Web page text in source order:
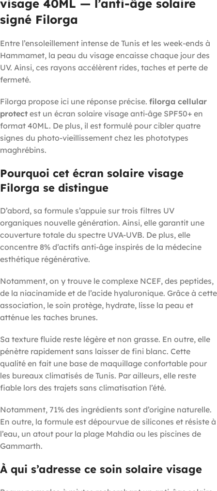
visage 40ML — l’anti-âge solaire
signé Filorga
Entre l’ensoleillement intense de Tunis et les week-ends à
Hammamet, la peau du visage encaisse chaque jour des
UV. Ainsi, ces rayons accélèrent rides, taches et perte de
fermeté.
Filorga propose ici une réponse précise. filorga cellular
protect est un écran solaire visage anti-âge SPF50+ en
format 40ML. De plus, il est formulé pour cibler quatre
signes du photo-vieillissement chez les phototypes
maghrébins.
Pourquoi cet écran solaire visage
Filorga se distingue
D’abord, sa formule s’appuie sur trois filtres UV
organiques nouvelle génération. Ainsi, elle garantit une
couverture totale du spectre UVA-UVB. De plus, elle
concentre 8% d’actifs anti-âge inspirés de la médecine
esthétique régénérative.
Notamment, on y trouve le complexe NCEF, des peptides,
de la niacinamide et de l’acide hyaluronique. Grâce à cette
association, le soin protège, hydrate, lisse la peau et
atténue les taches brunes.
Sa texture fluide reste légère et non grasse. En outre, elle
pénètre rapidement sans laisser de fini blanc. Cette
qualité en fait une base de maquillage confortable pour
les bureaux climatisés de Tunis. Par ailleurs, elle reste
fiable lors des trajets sans climatisation l’été.
Notamment, 71% des ingrédients sont d’origine naturelle.
En outre, la formule est dépourvue de silicones et résiste à
l’eau, un atout pour la plage Mahdia ou les piscines de
Gammarth.
À qui s’adresse ce soin solaire visage